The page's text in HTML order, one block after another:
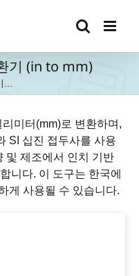
기 (in to mm)
미터(mm)로 변환하며,
SI 십진 접두사를 사용
및 제조에서 인치 기반
니다. 이 도구는 한국에
게 사용될 수 있습니다.